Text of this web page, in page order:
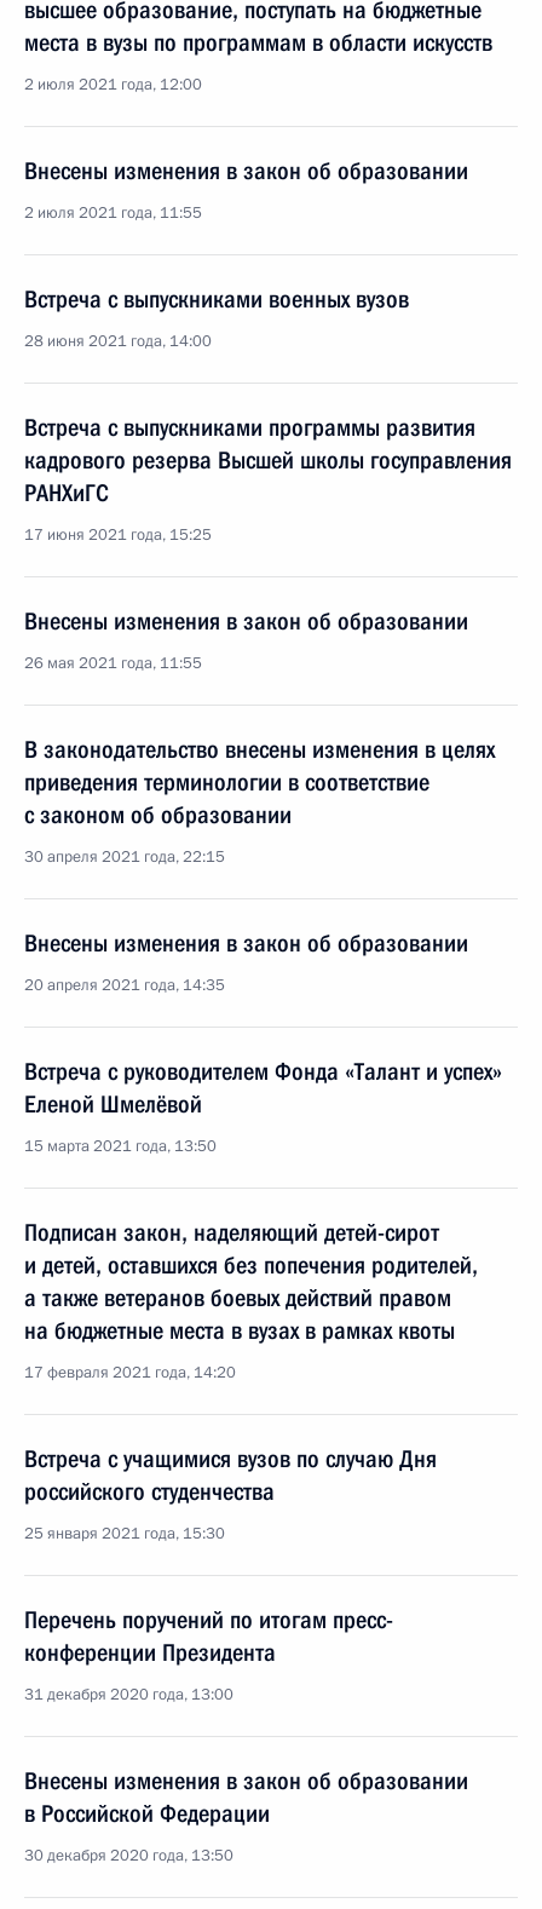
высшее образование, поступать на бюджетные
места в вузы по программам в области искусств
2 июля 2021 года, 12:00
Внесены изменения в закон об образовании
2 июля 2021 года, 11:55
Встреча с выпускниками военных вузов
28 июня 2021 года, 14:00
Встреча с выпускниками программы развития
кадрового резерва Высшей школы госуправления
РАНХиГС
17 июня 2021 года, 15:25
Внесены изменения в закон об образовании
26 мая 2021 года, 11:55
В законодательство внесены изменения в целях
приведения терминологии в соответствие
с законом об образовании
30 апреля 2021 года, 22:15
Внесены изменения в закон об образовании
20 апреля 2021 года, 14:35
Встреча с руководителем Фонда «Талант и успех»
Еленой Шмелёвой
15 марта 2021 года, 13:50
Подписан закон, наделяющий детей-сирот
и детей, оставшихся без попечения родителей,
а также ветеранов боевых действий правом
на бюджетные места в вузах в рамках квоты
17 февраля 2021 года, 14:20
Встреча с учащимися вузов по случаю Дня
российского студенчества
25 января 2021 года, 15:30
Перечень поручений по итогам пресс-
конференции Президента
31 декабря 2020 года, 13:00
Внесены изменения в закон об образовании
в Российской Федерации
30 декабря 2020 года, 13:50